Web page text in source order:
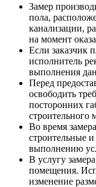
Замер
пола,
канализации,
на момент
Если заказчик
исполнитель
выполнения
Перед
освободить
посторонних
строительного
Во время
строительные
выполнению
В услугу
помещения.
изменение